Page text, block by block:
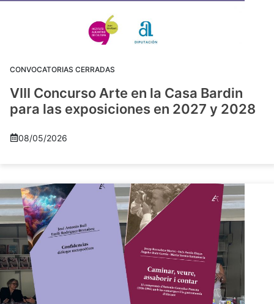
CONVOCATORIAS CERRADAS
VIII Concurso Arte en la Casa Bardin
para las exposiciones en 2027 y 2028
08/05/2026